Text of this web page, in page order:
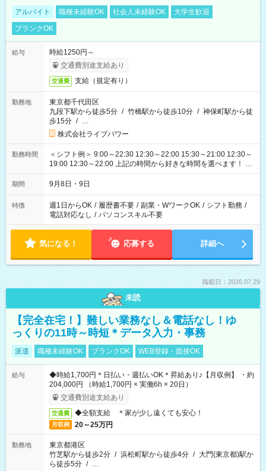
アルバイト 職種未経験OK 社会人未経験OK
大学生歓迎
ブランクOK
給与
時給1250円～
交通費別途支給あり
交通費 支給（規定有り）
勤務地
東京都千代田区
九段下駅から徒歩5分 / 竹橋駅から徒歩10分 / 神保町駅から徒
歩15分 / …
株式会社ライブパワー
勤務時間
＜シフト例＞ 9:00～22:30 12:30～22:00 15:30～21:00 12:30～
19:00 12:30～22:00 上記の時間から好きな時間を選べます！ ※
時間は変更となる可能性があります
期間 9月8日・9日
特徴 週1日からOK / 履歴書不要 / 副業・WワークOK / シフト勤務 /
電話対応なし / パソコンスキル不要
気になる！ 応募する 詳細へ
掲載日：2026.07.29
未読
【完全在宅！】難しい業務なし＆電話なし！ゆ
っくりの11時～時短＊データ入力・事務
派遣 職種未経験OK ブランクOK WEB登録・面接OK
給与
◆時給1,700円＊日払い・週払いOK＊昇給あり♪【月収例】 ・約
204,000円 （時給1,700円 × 実働6h × 20日）
交通費別途支給あり
交通費 ◆全額支給 ＊家が少し遠くても安心！
月収例 20～25万円
勤務地
東京都港区
竹芝駅から徒歩2分 / 浜松町駅から徒歩4分 / 大門(東京都)駅か
ら徒歩5分 / …